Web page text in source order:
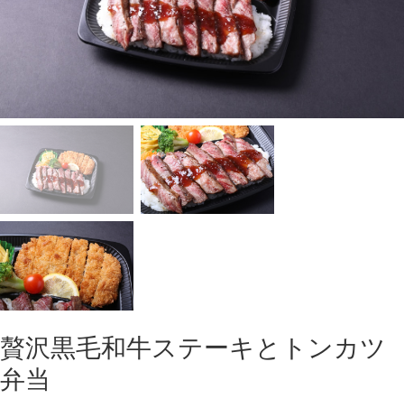
贅沢黒毛和牛ステーキとトンカツ
弁当